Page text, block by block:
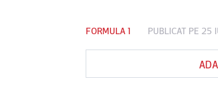
FORMULA 1 PUBLICAT PE 25
Vs